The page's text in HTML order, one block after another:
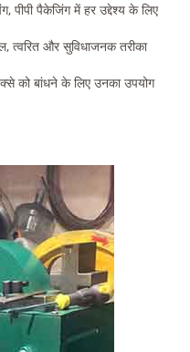
पीपी पैकेजिंग में हर उद्देश्य के लिए
त्वरित और सुविधाजनक तरीका
को बांधने के लिए उनका उपयोग